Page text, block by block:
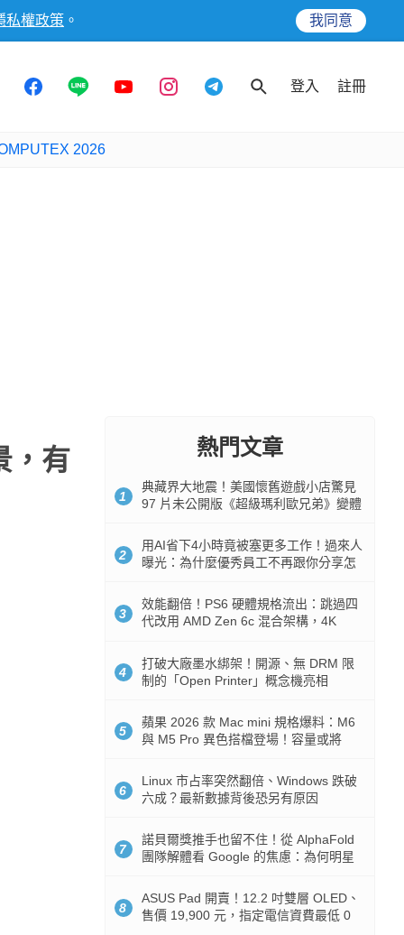
私權政策 。 我同意
登入 註冊
2026
，有
熱門文章
1
典藏界大地震！美國懷舊遊戲小店驚見
97 片未公開版《超級瑪利歐兄弟》變體
2
用AI省下4小時竟被塞更多工作！過來人
曝光：為什麼優秀員工不再跟你分享怎
3
效能翻倍！PS6 硬體規格流出：跳過四
代改用 AMD Zen 6c 混合架構，4K
4
打破大廠墨水綁架！開源、無 DRM 限
制的「Open Printer」概念機亮相
5
蘋果 2026 款 Mac mini 規格爆料：M6
與 M5 Pro 異色搭檔登場！容量或將
6
Linux 市占率突然翻倍、Windows 跌破
六成？最新數據背後恐另有原因
7
諾貝爾獎推手也留不住！從 AlphaFold
團隊解體看 Google 的焦慮：為何明星
8
ASUS Pad 開賣！12.2 吋雙層 OLED、
售價 19,900 元，指定電信資費最低 0